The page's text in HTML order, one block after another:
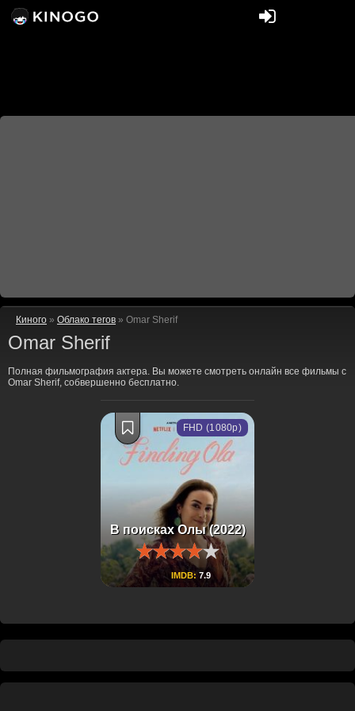
Киного » Облако тегов » Omar Sherif
Omar Sherif
Полная фильмография актера. Вы можете смотреть онлайн все фильмы с
Omar Sherif, собвершенно бесплатно.
В поисках Олы (2022)
IMDB: 7.9
FHD (1080p)